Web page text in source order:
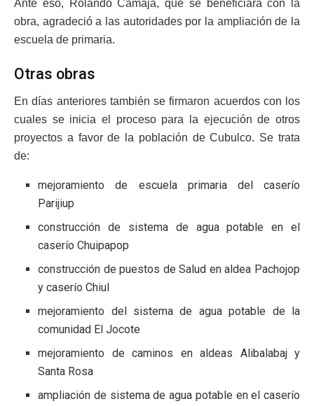
Ante eso, Rolando Camajá, que se beneficiará con la
obra, agradeció a las autoridades por la ampliación de la
escuela de primaria.
Otras obras
En días anteriores también se firmaron acuerdos con los
cuales se inicia el proceso para la ejecución de otros
proyectos a favor de la población de Cubulco. Se trata
de:
mejoramiento de escuela primaria del caserío
Parijiup
construcción de sistema de agua potable en el
caserío Chuipapop
construcción de puestos de Salud en aldea Pachojop
y caserío Chiul
mejoramiento del sistema de agua potable de la
comunidad El Jocote
mejoramiento de caminos en aldeas Alibalabaj y
Santa Rosa
ampliación de sistema de agua potable en el caserío